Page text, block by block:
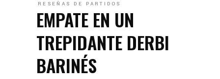
RESEÑAS DE PARTIDOS
EMPATE EN UN
TREPIDANTE DERBI
BARINÉS